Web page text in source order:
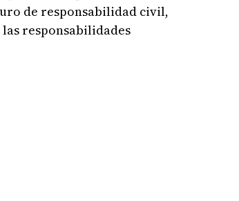
de responsabilidad civil,
responsabilidades